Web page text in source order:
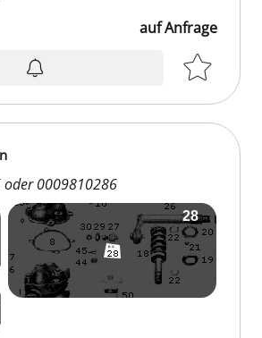
auf Anfrage
oder 0009810286